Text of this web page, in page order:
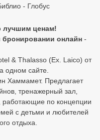
- Глобус
лучшим ценам!
бронировании онлайн -
& Thalasso (Ex. Laico) от
одном сайте.
Хаммамет. Предлагает
тренажерный зал,
работающие по концепции
с детьми и любителей
отдыха.